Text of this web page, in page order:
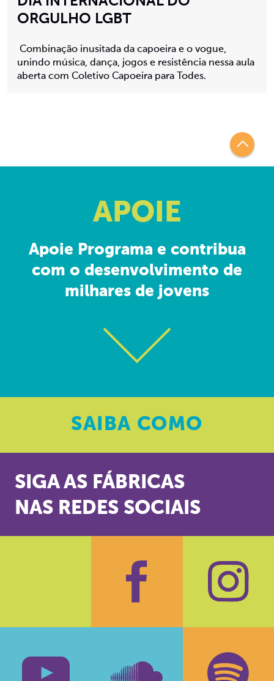
ORGULHO LGBT
Combinação inusitada da capoeira e o vogue,
unindo música, dança, jogos e resistência nessa aula
aberta com Coletivo Capoeira para Todes.
APOIE
Apoie Programa e contribua
com o desenvolvimento de
milhares de jovens
SAIBA COMO
SIGA AS FÁBRICAS
NAS REDES SOCIAIS
Facebook